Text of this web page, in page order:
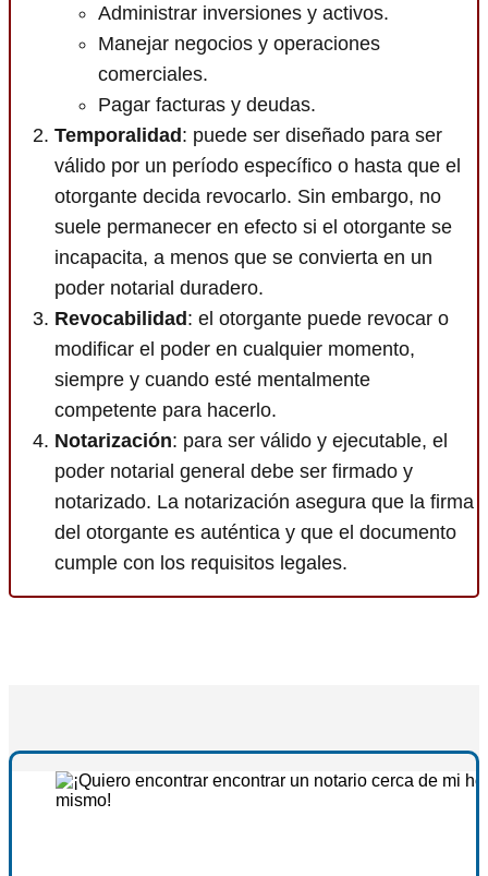
Administrar inversiones y activos.
Manejar negocios y operaciones
comerciales.
Pagar facturas y deudas.
Temporalidad: puede ser diseñado para ser
válido por un período específico o hasta que el
otorgante decida revocarlo. Sin embargo, no
suele permanecer en efecto si el otorgante se
incapacita, a menos que se convierta en un
poder notarial duradero.
Revocabilidad: el otorgante puede revocar o
modificar el poder en cualquier momento,
siempre y cuando esté mentalmente
competente para hacerlo.
Notarización: para ser válido y ejecutable, el
poder notarial general debe ser firmado y
notarizado. La notarización asegura que la firma
del otorgante es auténtica y que el documento
cumple con los requisitos legales.